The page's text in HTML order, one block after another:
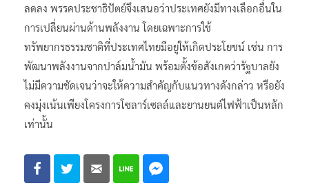
ลดลง พรรคประชาธิปัตย์จึงเสนอว่าประเทศยังมีทางเลือกอื่นใน
การเปลี่ยนผ่านด้านพลังงาน โดยเฉพาะการใช้
ทรัพยากรธรรมชาติที่ประเทศไทยมีอยู่ให้เกิดประโยชน์ เช่น การ
พัฒนาพลังงานจากปาล์มน้ำมัน พร้อมตั้งข้อสังเกตว่ารัฐบาลยัง
ไม่มีความชัดเจนว่าจะให้ความสำคัญกับแนวทางดังกล่าว หรือยัง
คงมุ่งเน้นเพียงโครงการโซลาร์เซลล์และยานยนต์ไฟฟ้าเป็นหลัก
เท่านั้น